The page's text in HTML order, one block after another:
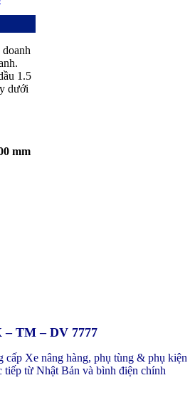
1.5
dưới
mm
TM – DV 7777
Xe nâng hàng, phụ tùng & phụ kiện
tiếp từ Nhật Bản và bình điện chính